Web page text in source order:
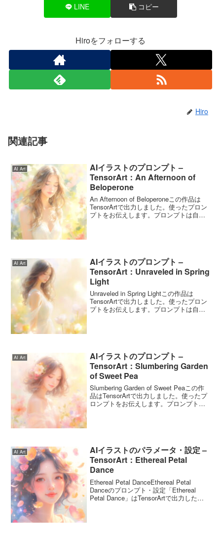
LINE コピー
Hiroをフォローする
Hiro
関連記事
AI Art
AIイラストのプロンプト –
TensorArt：An Afternoon of
Beloperone
An Afternoon of Beloperoneこの作品は
TensorArtで出力しました。使ったプロン
プトをお伝えします。プロンプトは自由
AI Art
AIイラストのプロンプト –
TensorArt：Unraveled in Spring
Light
Unraveled in Spring Lightこの作品は
TensorArtで出力しました。使ったプロン
プトをお伝えします。プロンプトは自由
AI Art
AIイラストのプロンプト –
TensorArt：Slumbering Garden
of Sweet Pea
Slumbering Garden of Sweet Peaこの作
品はTensorArtで出力しました。使ったプ
ロンプトをお伝えします。プロンプトは
AI Art
AIイラストのパラメータ・設定 –
TensorArt：Ethereal Petal
Dance
Ethereal Petal DanceEthereal Petal
Danceのプロンプト・設定「Ethereal
Petal Dance」はTensorArtで出力した後